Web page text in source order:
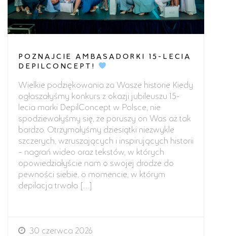
POZNAJCIE AMBASADORKI 15-LECIA
DEPILCONCEPT!
Wielkie podziękowania za Wasze historie Kiedy
ogłaszałyśmy konkurs z okazji jubileuszu 15-
lecia marki DepilConcept w Polsce, nie
spodziewałyśmy się, że poruszy on Was aż tak
bardzo. Otrzymałyśmy dziesiątki niezwykle
szczerych, wzruszających i inspirujących historii
– nagrań wideo oraz tekstów, w których
opowiedziałyście nam o swojej drodze do
pewności siebie, o momencie, w którym
depilacja trwała […]
30 czerwca 2026